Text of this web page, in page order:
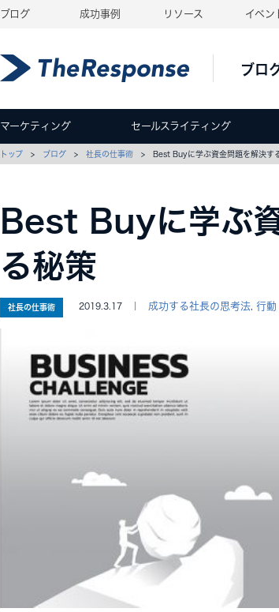
ブログ 成功事例 リソース イベン
ブロ
マーケティング セールスライティング
トップ > ブログ > 社長の仕事術 > Best Buyに学ぶ資金問題を解決す
Best Buyに学ぶ
る秘策
社長の仕事術 2019.3.17 ｜ 成功する社長の思考法 行動